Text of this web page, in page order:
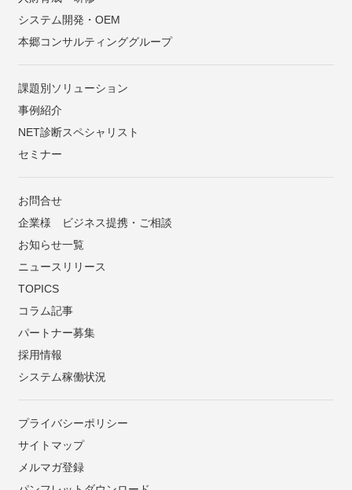
システム開発・OEM
本郷コンサルティンググループ
課題別ソリューション
事例紹介
NET診断スペシャリスト
セミナー
お問合せ
企業様 ビジネス提携・ご相談
お知らせ一覧
ニュースリリース
TOPICS
コラム記事
パートナー募集
採用情報
システム稼働状況
プライバシーポリシー
サイトマップ
メルマガ登録